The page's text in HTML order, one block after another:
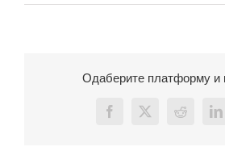
Одаберите платформу и
Facebook
X Reddit